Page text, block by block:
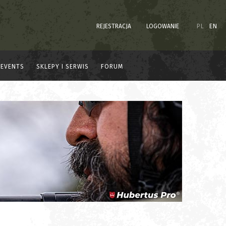
REJESTRACJA LOGOWANIE PL EN
EVENTS SKLEPY I SERWIS FORUM